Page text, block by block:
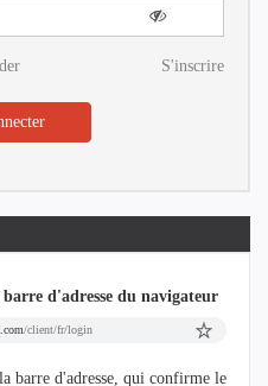
S'inscrire
d'adresse du navigateur
/client/fr/login
barre d'adresse, qui confirme le